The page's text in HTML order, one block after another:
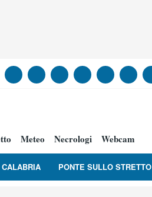
Meteo Necrologi Webcam
PONTE SULLO STRETTO